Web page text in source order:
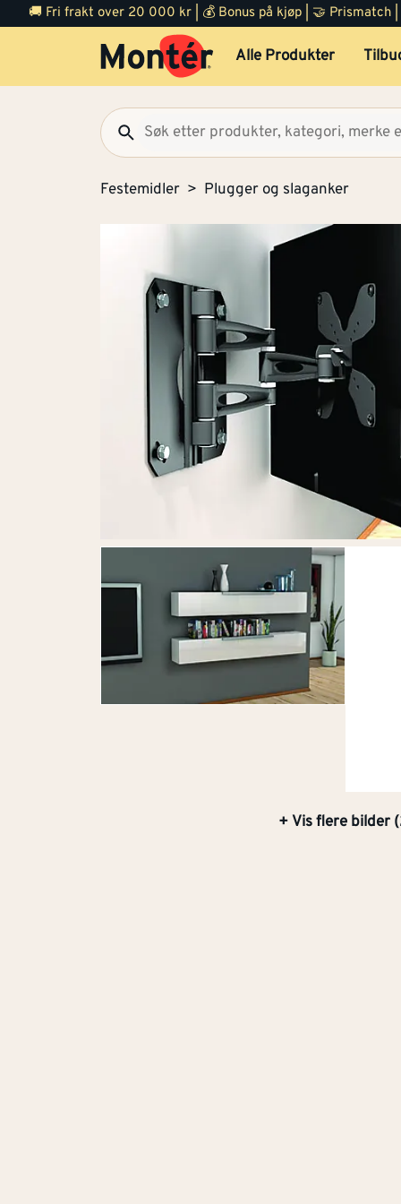
🚚 Fri frakt over 20 000 kr | 💰 Bonus på kjøp | 🤝 Prismatch
Alle Produkter
Festemidler Plugger og slaganker
+ Vis flere bilder